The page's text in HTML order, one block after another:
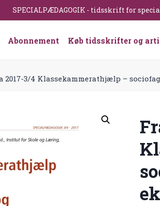
SPECIALPÆDAGOGIK - tidsskrift for
Abonnement Køb tidsskrifter og
2017-3/4 Klassekammerathjælp –